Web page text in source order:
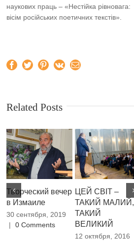
наукових праць – «Нестійка рівновага:
вісім російських поетичних текстів».
Facebook
TwitterPinterest
Vk Email
Related Posts
Творческий вечер
в Измаиле
30 сентября, 2019
|
0 Comments
ЦЕЙ СВІТ –
ТАКИЙ МАЛИЙ,
ТАКИЙ
ВЕЛИКИЙ
12 октября, 2016